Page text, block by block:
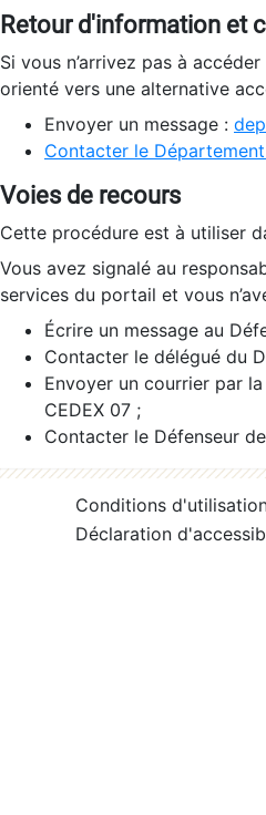
Retour d'information et
Si vous n’arrivez pas à
orienté vers une alternative
Envoyer un message :
Contacter le
Voies de recours
Cette procédure est à utiliser
Vous avez signalé au
services du portail et vous
Écrire un message au
Contacter le délégué du
Envoyer un courrier par
CEDEX 07 ;
Contacter le Défenseur
Conditions
Déclaration